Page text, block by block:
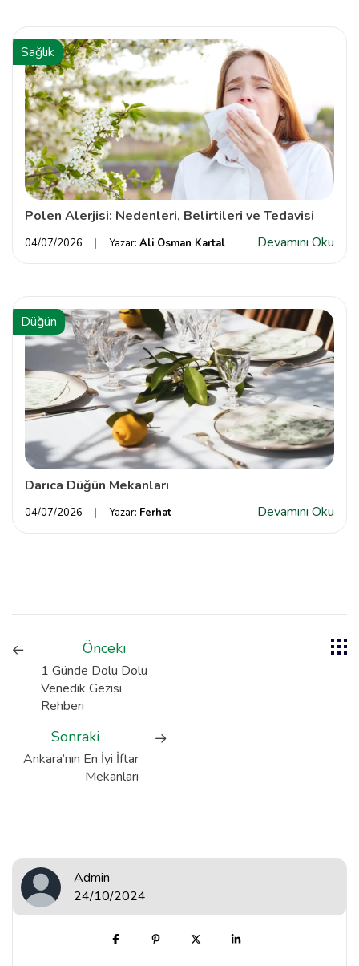
Sağlık
Polen Alerjisi: Nedenleri, Belirtileri ve Tedavisi
04/07/2026 Yazar: Ali Osman Kartal Devamını Oku
Düğün
Darıca Düğün Mekanları
04/07/2026 Yazar: Ferhat Devamını Oku
Önceki
1 Günde Dolu Dolu
Venedik Gezisi
Rehberi
Sonraki
Ankara’nın En İyi İftar
Mekanları
Admin
24/10/2024